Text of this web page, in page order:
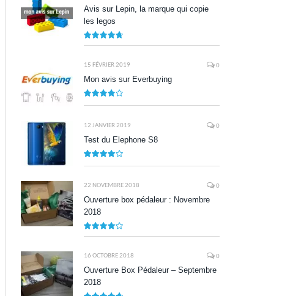
Avis sur Lepin, la marque qui copie
les legos
15 FÉVRIER 2019 0
Mon avis sur Everbuying
12 JANVIER 2019 0
Test du Elephone S8
22 NOVEMBRE 2018 0
Ouverture box pédaleur : Novembre
2018
16 OCTOBRE 2018 0
Ouverture Box Pédaleur – Septembre
2018